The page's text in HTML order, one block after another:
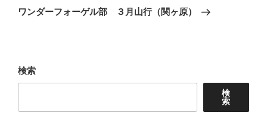
ゲ
ン
の
ワンダーフォーゲル部 ３月山行（関ヶ原）
検索
検
索